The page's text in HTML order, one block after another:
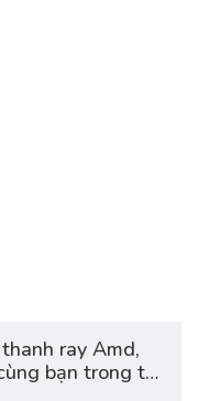
ray Amd,
bạn trong tất